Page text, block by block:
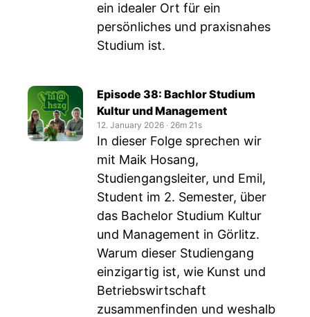
ein idealer Ort für ein
persönliches und praxisnahes
Studium ist.
Episode 38: Bachlor Studium
Kultur und Management
12. January 2026 ‧ 26m 21s
In dieser Folge sprechen wir
mit Maik Hosang,
Studiengangsleiter, und Emil,
Student im 2. Semester, über
das Bachelor Studium Kultur
und Management in Görlitz.
Warum dieser Studiengang
einzigartig ist, wie Kunst und
Betriebswirtschaft
zusammenfinden und weshalb